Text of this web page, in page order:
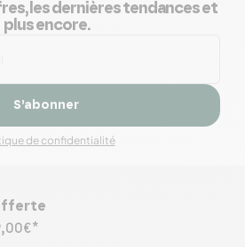
les dernières tendances et
plus encore.
S’abonner
de confidentialité